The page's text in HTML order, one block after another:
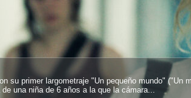
fuertes que se pueden tener en esta vida y más si
2025), su segundo largometraje como...